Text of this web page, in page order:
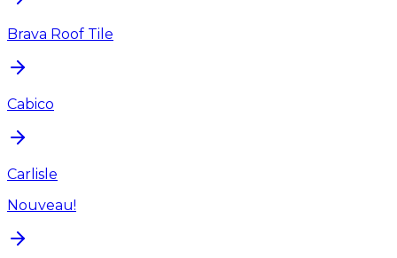
Brava Roof Tile
Cabico
Carlisle
Nouveau!